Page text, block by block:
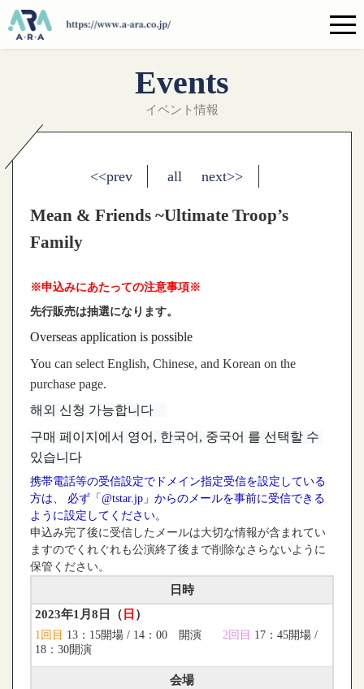
Events
イベント情報
<<prev all next>>
Mean & Friends ~Ultimate Troop’s
Family
※申込みにあたっての注意事項※
先行販売は抽選になります。
Overseas application is possible
You can select English, Chinese, and Korean on the
purchase page.
해외 신청 가능합니다
구매 페이지에서 영어, 한국어, 중국어 를 선택할 수
있습니다
携帯電話等の受信設定でドメイン指定受信を設定している
方は、 必ず「@tstar.jp」からのメールを事前に受信できる
ように設定してください。
申込み完了後に受信したメールは大切な情報が含まれてい
ますのでくれぐれも公演終了後まで削除なさらないように
保管ください。
日時
2023年1月8日（ 日 ）
1回目 13：15開場 / 14：00 開演 2回目 17：45開場 /
18：30開演
会場